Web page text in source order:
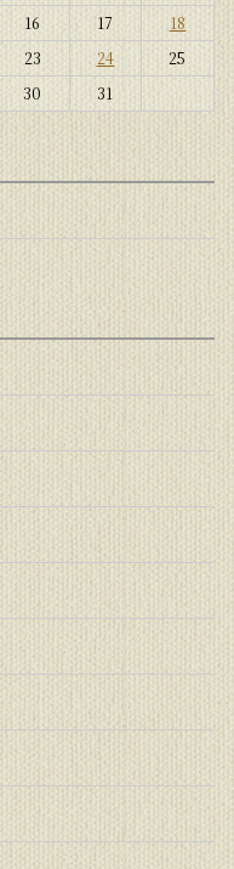
16 17
18
23 24
25
30
31